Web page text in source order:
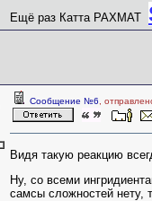
Ещё раз Катта РАХМАТ
Сообщение №6 ,
Видя такую реакцию
Ну, со всеми
самсы сложностей нету,